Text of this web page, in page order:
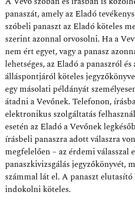
panaszát, amely az Eladó
szóbeli panaszt az Eladó köteles
szerint azonnal orvosolni. Ha a
nem ért egyet, vagy a panasz
lehetséges, az Eladó a panaszról
álláspontjáról köteles
egy másolati példányát
átadni a Vevőnek. Telefonon,
elektronikus szolgáltatás
esetén az Eladó a Vevőnek
írásbeli panaszra adott válaszra
megfelelően – az érdemi
panaszkivizsgálás jegyzőkönyvét,
számmal lát el. A panaszt
indokolni köteles.